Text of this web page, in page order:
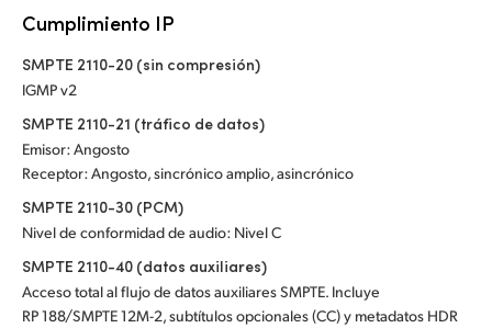
Cumplimiento IP
SMPTE 2110-20 (sin compresión)
IGMP v2
SMPTE 2110-21 (tráfico de datos)
Emisor: Angosto
Receptor: Angosto, sincrónico amplio, asincrónico
SMPTE 2110-30 (PCM)
Nivel de conformidad de audio: Nivel C
SMPTE 2110-40 (datos auxiliares)
Acceso total al flujo de datos auxiliares SMPTE. Incluye
RP 188/SMPTE 12M-2, subtítulos opcionales (CC) y metadatos HDR